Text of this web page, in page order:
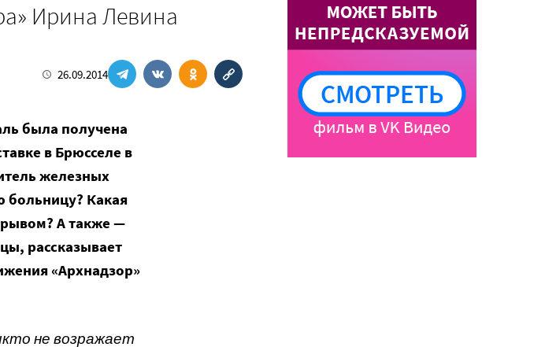
Ирина Левина
26.09.2014
была получена
в Брюсселе в
железных
больницу? Какая
А также —
рассказывает
«Архнадзор»
не возражает